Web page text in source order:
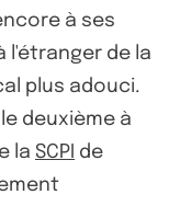
à ses
l'étranger de la
plus adouci.
deuxième à
la SCPI de